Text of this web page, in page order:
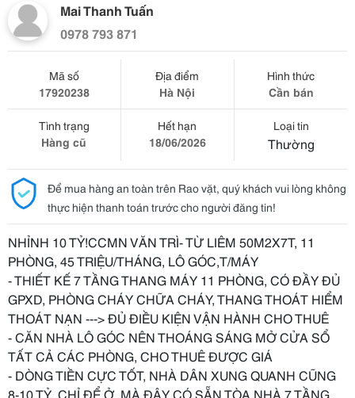
Mai Thanh Tuấn
0978 793 871
Mã số
17920238
Địa điểm
Hà Nội
Hình thức
Cần bán
Tình trạng
Hàng cũ
Hết hạn
18/06/2026
Loại tin
Thường
Để mua hàng an toàn trên Rao vặt, quý khách vui lòng không
thực hiện thanh toán trước cho người đăng tin!
NHỈNH 10 TỶ!CCMN VĂN TRÌ- TỪ LIÊM 50M2X7T, 11
PHÒNG, 45 TRIỆU/THÁNG, LÔ GÓC,T/MÁY
- THIẾT KẾ 7 TẦNG THANG MÁY 11 PHÒNG, CÓ ĐẦY ĐỦ
GPXD, PHÒNG CHÁY CHỮA CHÁY, THANG THOÁT HIỂM
THOÁT NẠN ---> ĐỦ ĐIỀU KIỆN VẬN HÀNH CHO THUÊ
- CĂN NHÀ LÔ GÓC NÊN THOÁNG SÁNG MỞ CỬA SỔ
TẤT CẢ CÁC PHÒNG, CHO THUÊ ĐƯỢC GIÁ
- DÒNG TIỀN CỰC TỐT, NHÀ DÂN XUNG QUANH CŨNG
8-10 TỶ, CHỈ ĐỂ Ở, MÀ ĐÂY CÓ SẴN TÒA NHÀ 7 TẦNG,